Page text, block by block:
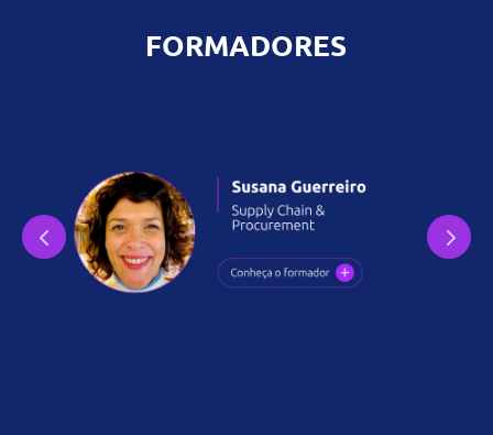
FORMADORES